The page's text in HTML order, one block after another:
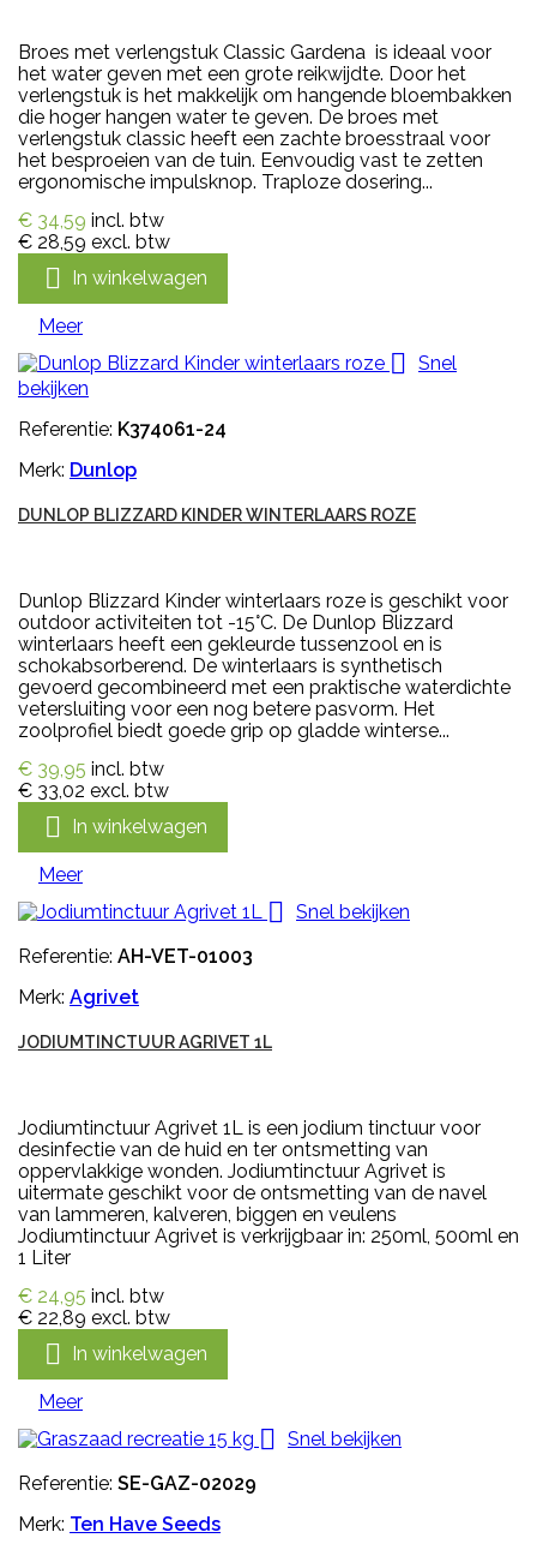
Broes met verlengstuk Classic Gardena is ideaal voor
het water geven met een grote reikwijdte. Door het
verlengstuk is het makkelijk om hangende bloembakken
die hoger hangen water te geven. De broes met
verlengstuk classic heeft een zachte broesstraal voor
het besproeien van de tuin. Eenvoudig vast te zetten
ergonomische impulsknop. Traploze dosering...
€ 34,59 incl. btw
€ 28,59 excl. btw
 In winkelwagen
Meer

Snel
bekijken
Referentie: K374061-24
Merk: Dunlop
DUNLOP BLIZZARD KINDER WINTERLAARS ROZE
Dunlop Blizzard Kinder winterlaars roze is geschikt voor
outdoor activiteiten tot -15°C. De Dunlop Blizzard
winterlaars heeft een gekleurde tussenzool en is
schokabsorberend. De winterlaars is synthetisch
gevoerd gecombineerd met een praktische waterdichte
vetersluiting voor een nog betere pasvorm. Het
zoolprofiel biedt goede grip op gladde winterse...
€ 39,95 incl. btw
€ 33,02 excl. btw
 In winkelwagen
Meer

Snel bekijken
Referentie: AH-VET-01003
Merk: Agrivet
JODIUMTINCTUUR AGRIVET 1L
Jodiumtinctuur Agrivet 1L is een jodium tinctuur voor
desinfectie van de huid en ter ontsmetting van
oppervlakkige wonden. Jodiumtinctuur Agrivet is
uitermate geschikt voor de ontsmetting van de navel
van lammeren, kalveren, biggen en veulens
Jodiumtinctuur Agrivet is verkrijgbaar in: 250ml, 500ml en
1 Liter
€ 24,95 incl. btw
€ 22,89 excl. btw
 In winkelwagen
Meer

Snel bekijken
Referentie: SE-GAZ-02029
Merk: Ten Have Seeds